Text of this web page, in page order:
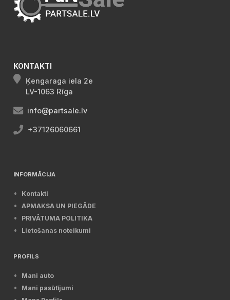
KONTAKTI
Ķengaraga iela 2e
LV-1063 Rīga
info@partsale.lv
+37126060661
INFORMĀCIJA
Kontakti
APMAKSA UN PIEGĀDE
PRIVĀTUMA POLITIKA
Lietošanas noteikumi
PROFILS
Mani auto
Mani pasūtījumi